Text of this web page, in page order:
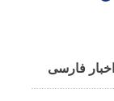
اخبار فارسی